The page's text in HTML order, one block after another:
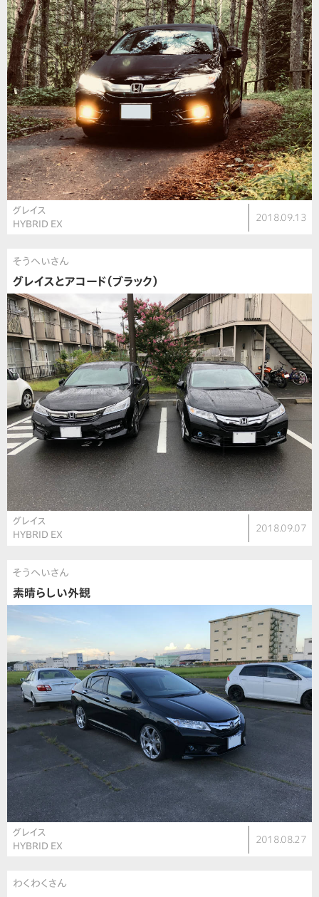
グレイス
HYBRID EX
2018.09.13
そうへいさん
グレイスとアコード（ブラック）
グレイス
HYBRID EX
2018.09.07
そうへいさん
素晴らしい外観
グレイス
HYBRID EX
2018.08.27
わくわくさん